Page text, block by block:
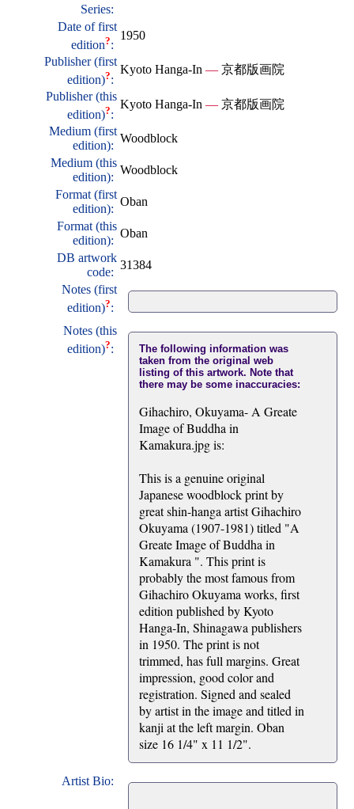
Series:
Date of first
edition?:
1950
Publisher (first
edition)?:
Kyoto Hanga-In — 京都版画院
Publisher (this
edition)?:
Kyoto Hanga-In — 京都版画院
Medium (first
edition):
Woodblock
Medium (this
edition):
Woodblock
Format (first
edition):
Oban
Format (this
edition):
Oban
DB artwork
code:
31384
Notes (first
edition)?:
Notes (this
edition)?:
The following information was
taken from the original web
listing of this artwork. Note that
there may be some inaccuracies:
Gihachiro, Okuyama- A Greate
Image of Buddha in
Kamakura.jpg is:
This is a genuine original
Japanese woodblock print by
great shin-hanga artist Gihachiro
Okuyama (1907-1981) titled "A
Greate Image of Buddha in
Kamakura ". This print is
probably the most famous from
Gihachiro Okuyama works, first
edition published by Kyoto
Hanga-In, Shinagawa publishers
in 1950. The print is not
trimmed, has full margins. Great
impression, good color and
registration. Signed and sealed
by artist in the image and titled in
kanji at the left margin. Oban
size 16 1/4" x 11 1/2".
Artist Bio: